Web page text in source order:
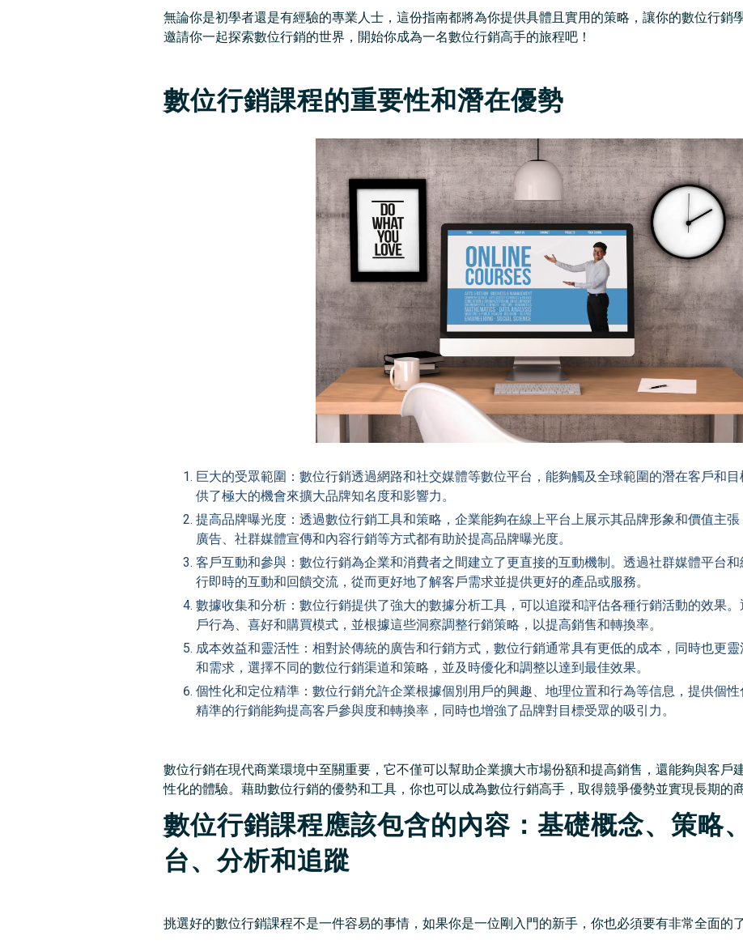
無論你是初學者還是有經驗的專業人士，這份指南都將為你提供具體且實用的策略，讓你的數位行銷
邀請你一起探索數位行銷的世界，開始你成為一名數位行銷高手的旅程吧！
數位行銷課程的重要性和潛在優勢
巨大的受眾範圍：數位行銷透過網路和社交媒體等數位平台，能夠觸及全球範圍的潛在客戶和
供了極大的機會來擴大品牌知名度和影響力。
提高品牌曝光度：透過數位行銷工具和策略，企業能夠在線上平台上展示其品牌形象和價值主
廣告、社群媒體宣傳和內容行銷等方式都有助於提高品牌曝光度。
客戶互動和參與：數位行銷為企業和消費者之間建立了更直接的互動機制。透過社群媒體平台
行即時的互動和回饋交流，從而更好地了解客戶需求並提供更好的產品或服務。
數據收集和分析：數位行銷提供了強大的數據分析工具，可以追蹤和評估各種行銷活動的效果
戶行為、喜好和購買模式，並根據這些洞察調整行銷策略，以提高銷售和轉換率。
成本效益和靈活性：相對於傳統的廣告和行銷方式，數位行銷通常具有更低的成本，同時也更
和需求，選擇不同的數位行銷渠道和策略，並及時優化和調整以達到最佳效果。
個性化和定位精準：數位行銷允許企業根據個別用戶的興趣、地理位置和行為等信息，提供個
精準的行銷能夠提高客戶參與度和轉換率，同時也增強了品牌對目標受眾的吸引力。
數位行銷在現代商業環境中至關重要，它不僅可以幫助企業擴大市場份額和提高銷售，還能夠與客戶
性化的體驗。藉助數位行銷的優勢和工具，你也可以成為數位行銷高手，取得競爭優勢並實現長期的商
數位行銷課程應該包含的內容：基礎概念、策略
台、分析和追蹤
挑選好的數位行銷課程不是一件容易的事情，如果你是一位剛入門的新手，你也必須要有非常全面的